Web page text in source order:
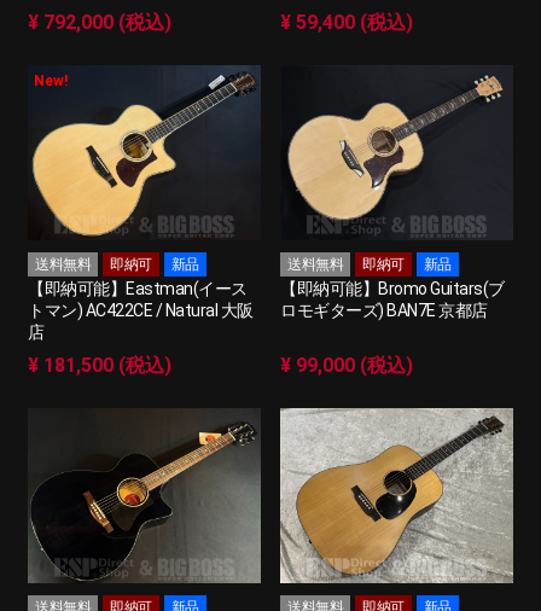
¥ 792,000 (税込) ¥ 59,400 (税込)
New!
送料無料 即納可 新品
【即納可能】Eastman(イース
トマン) AC422CE / Natural 大阪
店
¥ 181,500 (税込)
送料無料 即納可 新品
【即納可能】Bromo Guitars(ブ
ロモギターズ) BAN7E 京都店
¥ 99,000 (税込)
送料無料 即納可 新品 送料無料 即納可 新品